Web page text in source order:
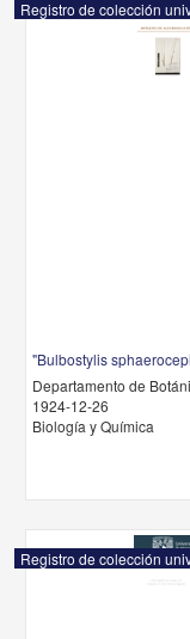
"Bulbostylis
Departamento de
1924-12-26
Biología y Química